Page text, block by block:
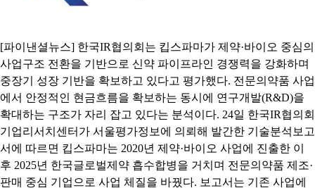
[파이낸셜뉴스] 한국IR협의회는 킵스파마가 제약·바이오 중심의
사업구조 전환을 기반으로 신약 파이프라인 경쟁력을 강화하며
중장기 성장 기반을 확보하고 있다고 평가했다. 전문의약품 사업
에서 안정적인 현금흐름을 확보하는 동시에 연구개발(R&D)을
확대하는 구조가 자리 잡고 있다는 분석이다. 24일 한국IR협의회
기업리서치센터가 서울평가정보에 의뢰해 발간한 기술분석보고
서에 따르면 킵스파마는 2020년 제약·바이오 사업에 진출한 이
후 2025년 한국글로벌제약 흡수합병을 거치며 전문의약품 제조·
판매 중심 기업으로 사업 체질을 바꿨다. 보고서는 기존 사업에